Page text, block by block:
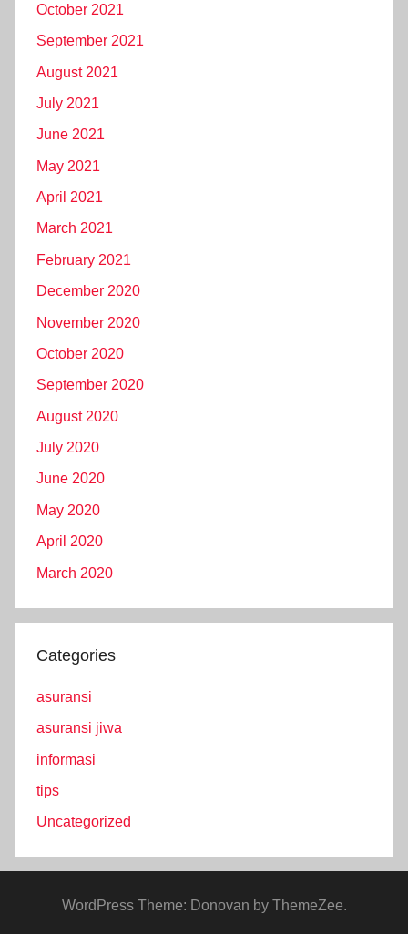
October 2021
September 2021
August 2021
July 2021
June 2021
May 2021
April 2021
March 2021
February 2021
December 2020
November 2020
October 2020
September 2020
August 2020
July 2020
June 2020
May 2020
April 2020
March 2020
Categories
asuransi
asuransi jiwa
informasi
tips
Uncategorized
WordPress Theme: Donovan by ThemeZee.